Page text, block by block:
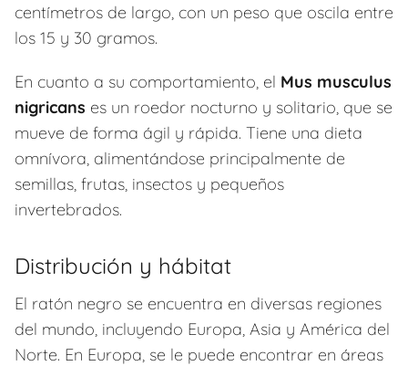
centímetros de largo, con un peso que oscila entre
los 15 y 30 gramos.
En cuanto a su comportamiento, el Mus musculus
nigricans es un roedor nocturno y solitario, que se
mueve de forma ágil y rápida. Tiene una dieta
omnívora, alimentándose principalmente de
semillas, frutas, insectos y pequeños
invertebrados.
Distribución y hábitat
El ratón negro se encuentra en diversas regiones
del mundo, incluyendo Europa, Asia y América del
Norte. En Europa, se le puede encontrar en áreas